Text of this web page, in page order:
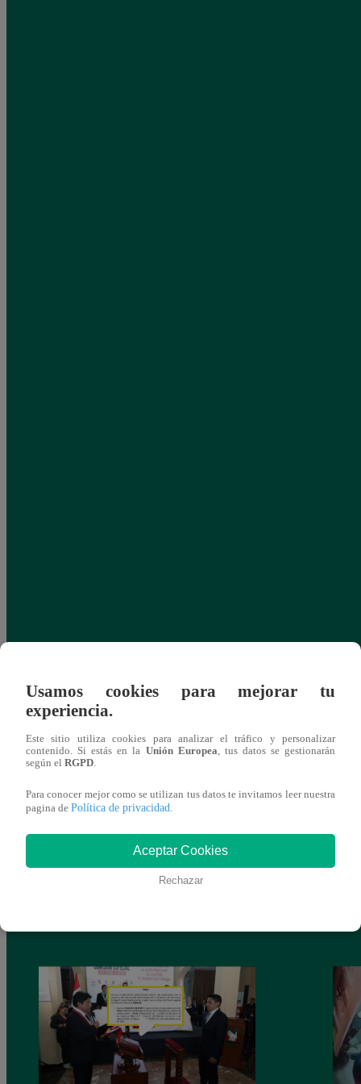
Usamos cookies para mejorar tu
experiencia.
Este sitio utiliza cookies para analizar el tráfico y personalizar
contenido. Si estás en la Unión Europea, tus datos se gestionarán
según el RGPD.
Para conocer mejor como se utilizan tus datos te invitamos leer nuestra
pagina de Política de privacidad.
Aceptar Cookies
Rechazar